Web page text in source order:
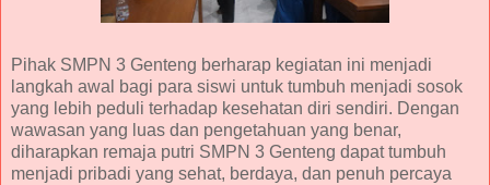
Pihak SMPN 3 Genteng berharap kegiatan ini menjadi
langkah awal bagi para siswi untuk tumbuh menjadi sosok
yang lebih peduli terhadap kesehatan diri sendiri. Dengan
wawasan yang luas dan pengetahuan yang benar,
diharapkan remaja putri SMPN 3 Genteng dapat tumbuh
menjadi pribadi yang sehat, berdaya, dan penuh percaya